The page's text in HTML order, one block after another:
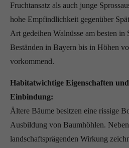
Fruchtansatz als auch junge
hohe Empfindlichkeit gegenüber
Art gedeihen Walnüsse am besten
Beständen in Bayern bis in Höhen
vorkommend.
Habitatwichtige Eigenschaften
Einbindung:
Ältere Bäume besitzen eine rissige
Ausbildung von Baumhöhlen.
landschaftsprägenden Wirkung